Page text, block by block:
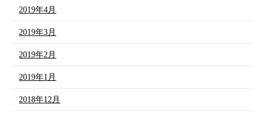
2019年4月
2019年3月
2019年2月
2019年1月
2018年12月